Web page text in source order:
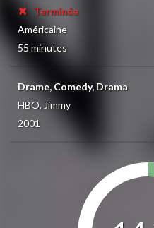
Terminée
Américaine
55 minutes
Drame, Comedy, Drama
HBO, Jimmy
2001